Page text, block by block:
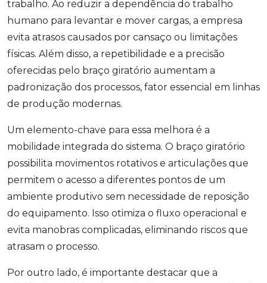
trabalho. Ao reduzir a dependência do trabalho
humano para levantar e mover cargas, a empresa
evita atrasos causados por cansaço ou limitações
físicas. Além disso, a repetibilidade e a precisão
oferecidas pelo braço giratório aumentam a
padronização dos processos, fator essencial em linhas
de produção modernas.
Um elemento-chave para essa melhora é a
mobilidade integrada do sistema. O braço giratório
possibilita movimentos rotativos e articulações que
permitem o acesso a diferentes pontos de um
ambiente produtivo sem necessidade de reposição
do equipamento. Isso otimiza o fluxo operacional e
evita manobras complicadas, eliminando riscos que
atrasam o processo.
Por outro lado, é importante destacar que a